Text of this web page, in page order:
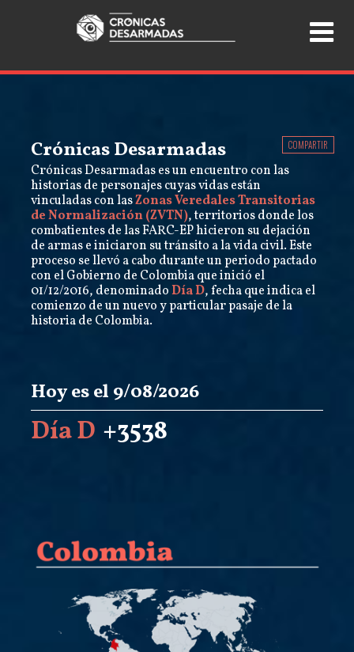
Crónicas Desarmadas
Crónicas Desarmadas es un encuentro con las
historias de personajes cuyas vidas están
vinculadas con lasZonas Veredales Transitorias
de Normalización (ZVTN), territorios donde los
combatientes de las FARC-EP hicieron su dejación
de armas e iniciaron su tránsito a la vida civil. Este
proceso se llevó a cabo durante un periodo pactado
con el Gobierno de Colombia que inició el
01/12/2016, denominadoDía D, fecha que indica el
comienzo de un nuevo y particular pasaje de la
historia de Colombia.
COMPARTIR
Hoy es el 9/08/2026
Día D +3538